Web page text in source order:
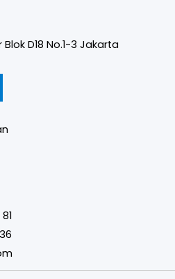
D18 No.1-3 Jakarta